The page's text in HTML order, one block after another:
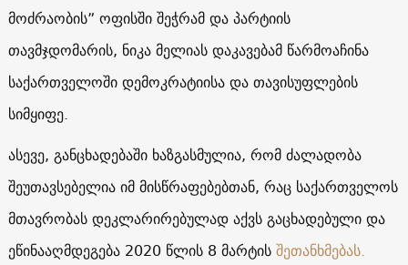
მოძრაობის” ოფისში შეჭრამ და პარტიის
თავმჯდომარის, ნიკა მელიას დაკავებამ წარმოაჩინა
საქართველოში დემოკრატიისა და თავისუფლების
სიმყიფე.
ასევე, განცხადებაში ხაზგასმულია, რომ ძალადობა
შეუთავსებელია იმ მისწრაფებებთან, რაც საქართველოს
მთავრობას დეკლარირებულად აქვს გაცხადებული და
ეწინააღმდეგება 2020 წლის 8 მარტისშეთანხმებას.